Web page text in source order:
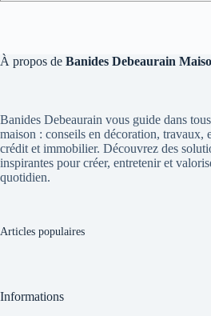
À propos de Banides Debeaurain
Banides Debeaurain vous guide dans
maison : conseils en décoration, travaux,
crédit et immobilier. Découvrez des
inspirantes pour créer, entretenir et
quotidien.
Articles populaires
Informations